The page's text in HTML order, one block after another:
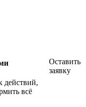
действий,
всё
Оставить
заявку